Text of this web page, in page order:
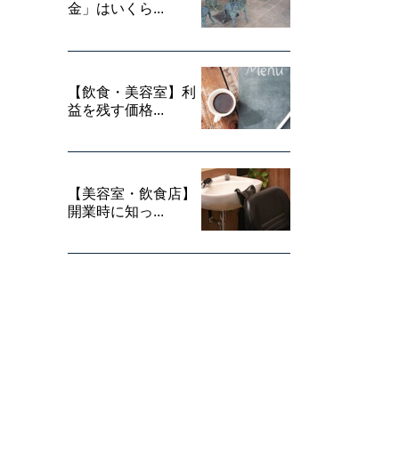
金」はいくら...
【飲食・美容室】利
益を残す価格...
【美容室・飲食店】
開業時に知っ...